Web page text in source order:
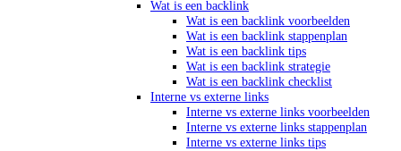
Wat is een backlink
Wat is een backlink voorbeelden
Wat is een backlink stappenplan
Wat is een backlink tips
Wat is een backlink strategie
Wat is een backlink checklist
Interne vs externe links
Interne vs externe links voorbeelden
Interne vs externe links stappenplan
Interne vs externe links tips